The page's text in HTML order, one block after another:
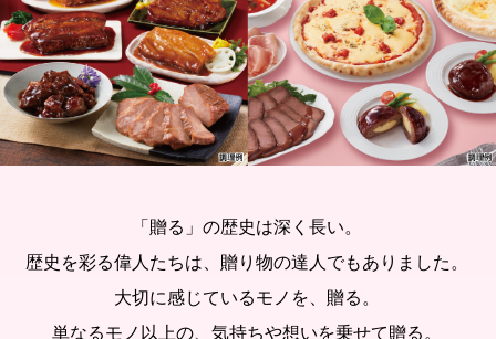
「贈る」の歴史は深く長い。
歴史を彩る偉人たちは、贈り物の達人でもありました。
大切に感じているモノを、贈る。
単なるモノ以上の、気持ちや想いを乗せて贈る。